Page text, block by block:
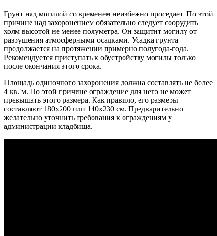
Грунт над могилой со временем неизбежно проседает. По этой
причине над захоронением обязательно следует соорудить
холм высотой не менее полуметра. Он защитит могилу от
разрушения атмосферными осадками. Усадка грунта
продолжается на протяжении примерно полугода-года.
Рекомендуется приступать к обустройству могилы только
после окончания этого срока.
Площадь одиночного захоронения должна составлять не более
4 кв. м. По этой причине ограждение для него не может
превышать этого размера. Как правило, его размеры
составляют 180х200 или 140х230 см. Предварительно
желательно уточнить требования к ограждениям у
администрации кладбища.